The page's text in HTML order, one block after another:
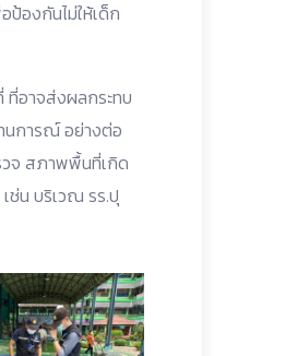
ป้องกันไม่ให้เด็ก
ที่อาจส่งผลกระทบ
นการณ์ อย่างต่อ
วจ สภาพพื้นที่เกิด
ช่น บริเวณ รร.ปุ